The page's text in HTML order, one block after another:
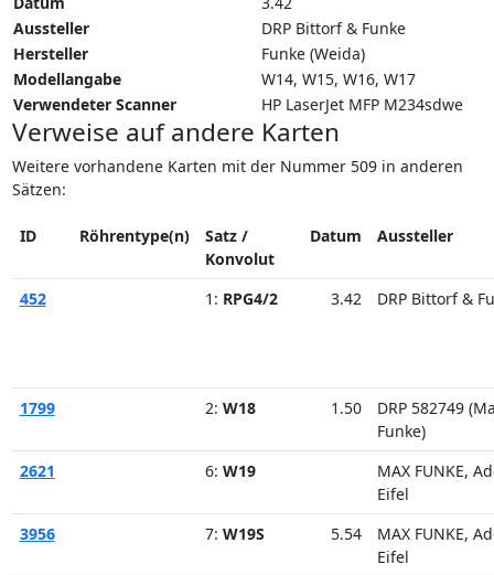
Aussteller
DRP Bittorf & Funke
Hersteller
Funke (Weida)
Modellangabe
W14 W15 W16 W17
Verwendeter Scanner
HP LaserJet MFP M234sdwe
Verweise auf andere Karten
Weitere vorhandene Karten mit der Nummer 509 in anderen
Sätzen:
ID Röhrentype(n)
Satz /
Konvolut
Datum Aussteller
452 1: RPG4/2 3.42 DRP Bittorf &
1799 2: W18 1.50
DRP 582749
Funke)
2621
6: W19
MAX FUNKE,
Eifel
3956
7: W19S 5.54
MAX FUNKE,
Eifel